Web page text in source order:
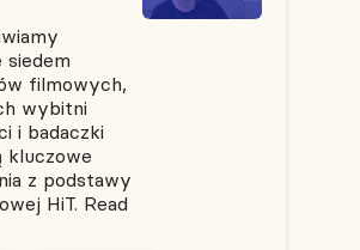
siedem
filmowych,
wybitni
i badaczki
kluczowe
z podstawy
HiT. Read